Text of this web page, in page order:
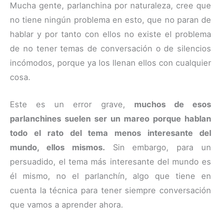
Mucha gente, parlanchina por naturaleza, cree que
no tiene ningún problema en esto, que no paran de
hablar y por tanto con ellos no existe el problema
de no tener temas de conversación o de silencios
incómodos, porque ya los llenan ellos con cualquier
cosa.
Este es un error grave, muchos de esos
parlanchines suelen ser un mareo porque hablan
todo el rato del tema menos interesante del
mundo, ellos mismos. Sin embargo, para un
persuadido, el tema más interesante del mundo es
él mismo, no el parlanchín, algo que tiene en
cuenta la técnica para tener siempre conversación
que vamos a aprender ahora.